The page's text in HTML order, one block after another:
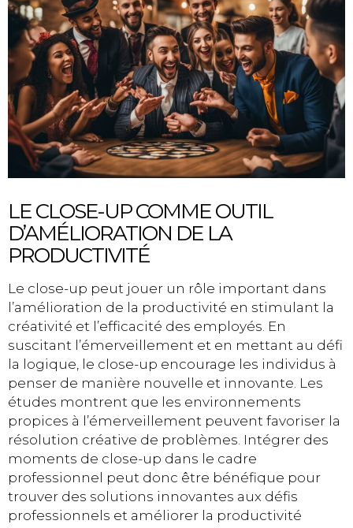
LE CLOSE-UP COMME OUTIL
D’AMÉLIORATION DE LA
PRODUCTIVITÉ
Le close-up peut jouer un rôle important dans
l’amélioration de la productivité en stimulant la
créativité et l’efficacité des employés. En
suscitant l’émerveillement et en mettant au défi
la logique, le close-up encourage les individus à
penser de manière nouvelle et innovante. Les
études montrent que les environnements
propices à l’émerveillement peuvent favoriser la
résolution créative de problèmes. Intégrer des
moments de close-up dans le cadre
professionnel peut donc être bénéfique pour
trouver des solutions innovantes aux défis
professionnels et améliorer la productivité